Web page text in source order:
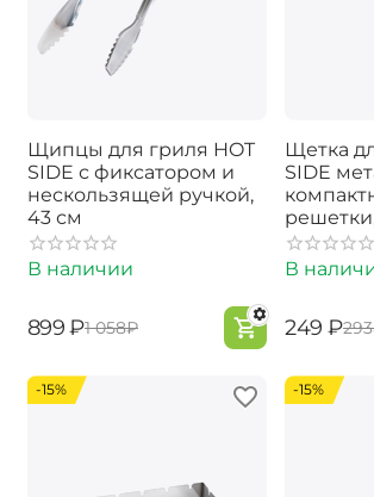
Щипцы для гриля HOT
SIDE с фиксатором и
нескользящей ручкой,
43 см
В наличии
‍899‍ ₽‍1 058‍₽
Щетка
SIDE
В
‍249‍ ₽‍293‍
-15% -15%